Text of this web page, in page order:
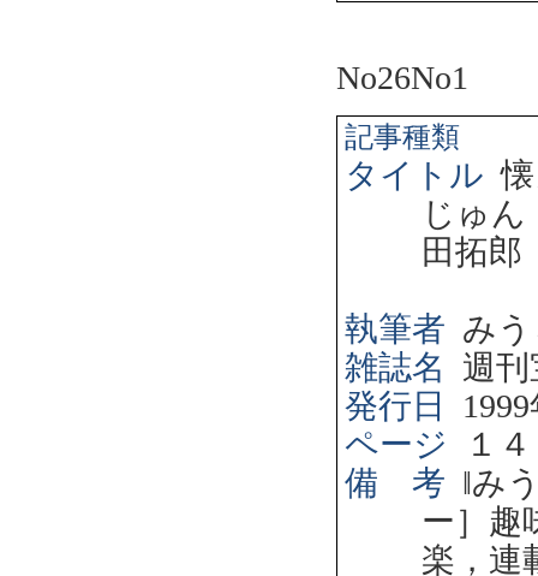
記事種類
タイトル
じゅ
田拓郎
執筆者 み
雑誌名
週刊
発行日
1999
ページ
１
備 考 ‖み
ー］趣
楽，連